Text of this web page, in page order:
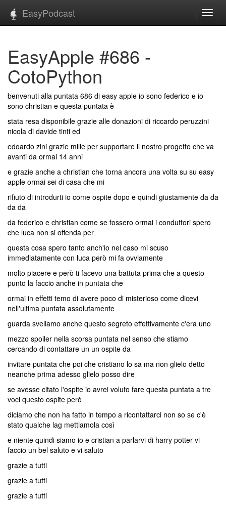
EasyPodcast
EasyApple #686 -
CotoPython
benvenuti alla puntata 686 di easy apple io sono federico e io
sono christian e questa puntata è
stata resa disponibile grazie alle donazioni di riccardo peruzzini
nicola di davide tinti ed
edoardo zini grazie mille per supportare il nostro progetto che va
avanti da ormai 14 anni
e grazie anche a christian che torna ancora una volta su su easy
apple ormai sei di casa che mi
rifiuto di introdurti io come ospite dopo e quindi giustamente da da
da da
da federico e christian come se fossero ormai i conduttori spero
che luca non si offenda per
questa cosa spero tanto anch'io nel caso mi scuso
immediatamente con luca però mi fa ovviamente
molto piacere e però ti facevo una battuta prima che a questo
punto la faccio anche in puntata che
ormai in effetti temo di avere poco di misterioso come dicevi
nell'ultima puntata assolutamente
guarda sveliamo anche questo segreto effettivamente c'era uno
mezzo spoiler nella scorsa puntata nel senso che stiamo
cercando di contattare un un ospite da
invitare puntata che poi che cristiano lo sa ma non glielo detto
neanche prima adesso glielo posso dire
se avesse citato l'ospite io avrei voluto fare questa puntata a tre
voci questo ospite però
diciamo che non ha fatto in tempo a ricontattarci non so se c'è
stato qualche lag mettiamola così
e niente quindi siamo io e cristian a parlarvi di harry potter vi
faccio un bel saluto e vi saluto
grazie a tutti
grazie a tutti
grazie a tutti